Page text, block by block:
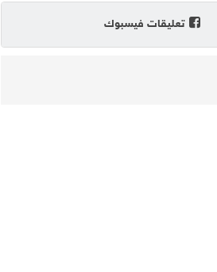
تعليقات فيسبوك